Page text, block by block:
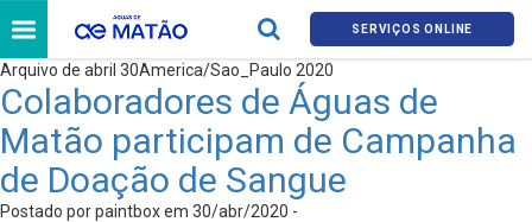
SERVIÇOS ONLINE
Arquivo de abril 30America/Sao_Paulo 2020
Colaboradores de Águas de
Matão participam de Campanha
de Doação de Sangue
Postado por paintbox em 30/abr/2020 -